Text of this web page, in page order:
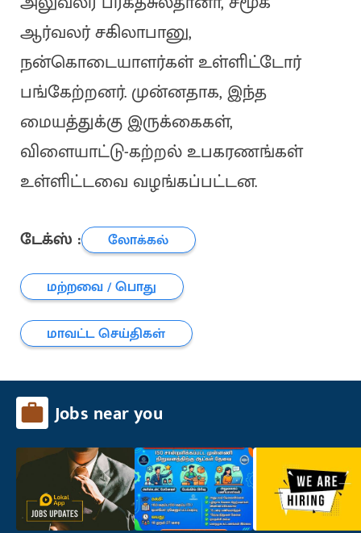
ஆர்வலர் சகிலாபானு,
நன்கொடையாளர்கள் உள்ளிட்டோர்
பங்கேற்றனர். முன்னதாக, இந்த
மையத்துக்கு இருக்கைகள்,
விளையாட்டு-கற்றல் உபகரணங்கள்
உள்ளிட்டவை வழங்கப்பட்டன.
டேக்ஸ் :
லோக்கல்
மற்றவை / பொது
மாவட்ட செய்திகள்
Jobs near you